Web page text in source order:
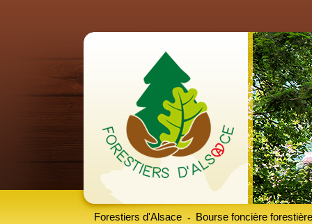
Forestiers d'Alsace Bourse foncière forestière
-